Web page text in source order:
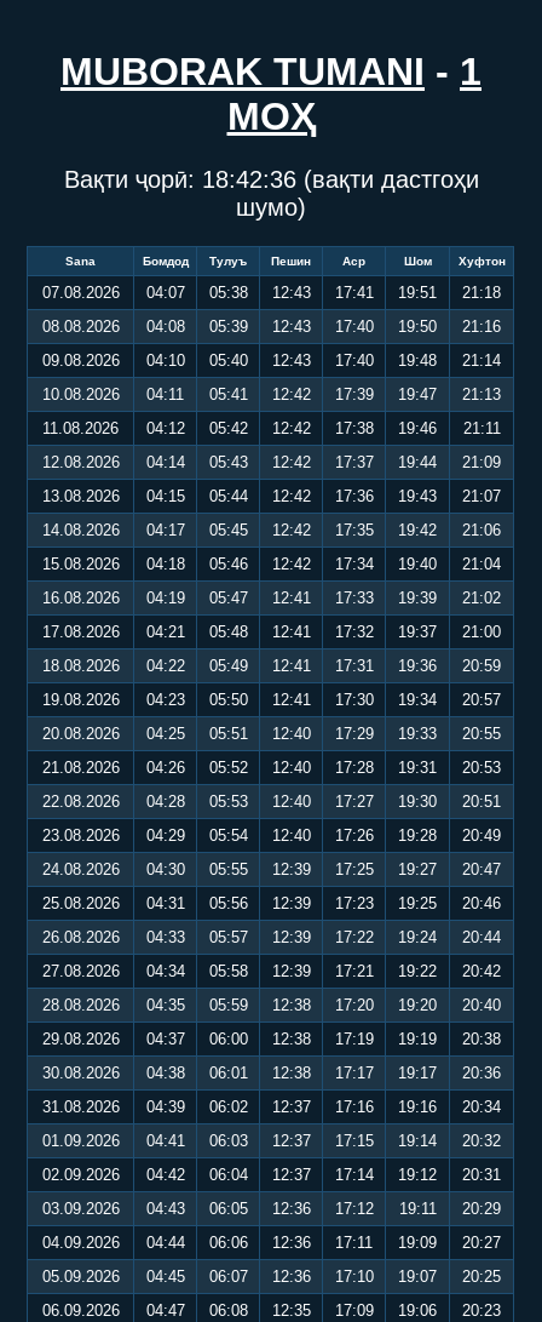
MUBORAK TUMANI - 1
МОҲ
Вақти ҷорӣ: 18:42:36(вақти дастгоҳи
шумо)
Sana Бомдод Тулуъ Пешин Аср Шом Хуфтон
07.08.2026 04:07 05:38 12:43 17:41 19:51
21:18
08.08.2026
04:08 05:39 12:43 17:40 19:50
21:16
09.08.2026
04:10 05:40 12:43 17:40 19:48
21:14
10.08.2026
04:11 05:41 12:42 17:39 19:47
21:13
11.08.2026
04:12 05:42 12:42 17:38 19:46
21:11
12.08.2026
04:14 05:43 12:42 17:37 19:44
21:09
13.08.2026
04:15 05:44 12:42 17:36 19:43
21:07
14.08.2026
04:17 05:45 12:42 17:35 19:42
21:06
15.08.2026
04:18 05:46 12:42 17:34 19:40
21:04
16.08.2026
04:19 05:47 12:41 17:33 19:39
21:02
17.08.2026
04:21 05:48 12:41 17:32 19:37
21:00
18.08.2026
04:22 05:49 12:41 17:31 19:36
20:59
19.08.2026
04:23 05:50 12:41 17:30 19:34
20:57
20.08.2026
04:25 05:51 12:40 17:29 19:33
20:55
21.08.2026
04:26 05:52 12:40 17:28 19:31
20:53
22.08.2026
04:28 05:53 12:40 17:27 19:30
20:51
23.08.2026
04:29 05:54 12:40 17:26 19:28
20:49
24.08.2026
04:30 05:55 12:39 17:25 19:27
20:47
25.08.2026
04:31 05:56 12:39 17:23 19:25
20:46
26.08.2026
04:33 05:57 12:39 17:22 19:24
20:44
27.08.2026
04:34 05:58 12:39 17:21 19:22
20:42
28.08.2026
04:35 05:59 12:38 17:20 19:20
20:40
29.08.2026
04:37 06:00 12:38 17:19 19:19
20:38
30.08.2026
04:38 06:01 12:38 17:17 19:17
20:36
31.08.2026
04:39 06:02 12:37 17:16 19:16
20:34
01.09.2026
04:41 06:03 12:37 17:15 19:14
20:32
02.09.2026
04:42 06:04 12:37 17:14 19:12
20:31
03.09.2026
04:43 06:05 12:36 17:12 19:11
20:29
04.09.2026
04:44 06:06 12:36 17:11 19:09
20:27
05.09.2026
04:45 06:07 12:36 17:10 19:07
20:25
06.09.2026
04:47 06:08 12:35 17:09 19:06
20:23